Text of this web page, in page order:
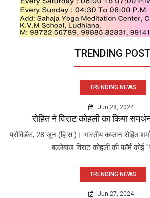
TRENDING POST
TRENDING NEWS
Jun 28, 2024
रोहित ने विराट कोहली का किया
प्रोविडेंस, 28 जून (हि.स.)। भारतीय कप्तान रोहित
बल्लेबाज विराट कोहली की फॉर्म कोई
TRENDING NEWS
Jun 27, 2024